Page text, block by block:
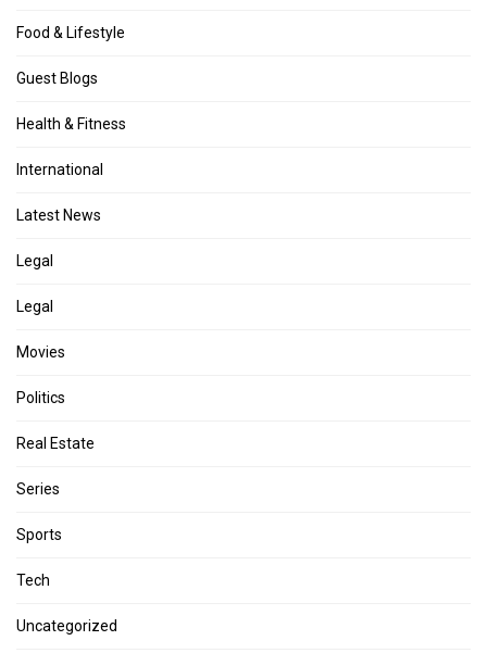
Food & Lifestyle
Guest Blogs
Health & Fitness
International
Latest News
Legal
Legal
Movies
Politics
Real Estate
Series
Sports
Tech
Uncategorized